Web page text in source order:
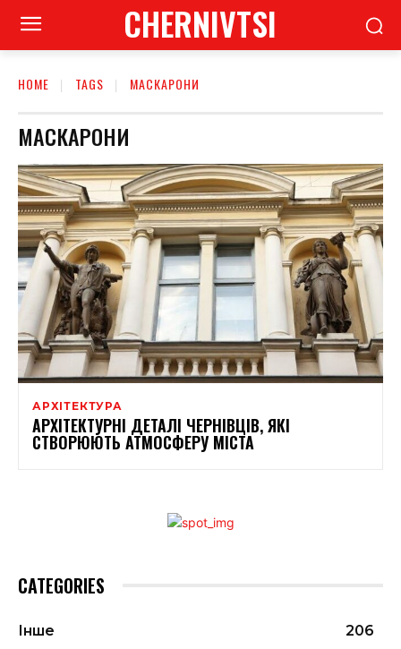
CHERNIVTSI
HOME TAGS МАСКАРОНИ
МАСКАРОНИ
АРХІТЕКТУРА
АРХІТЕКТУРНІ ДЕТАЛІ ЧЕРНІВЦІВ, ЯКІ
СТВОРЮЮТЬ АТМОСФЕРУ МІСТА
CATEGORIES
Інше
206